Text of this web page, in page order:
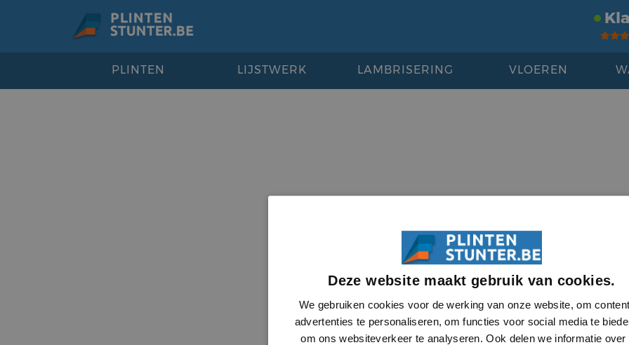
PLINTEN LIJSTWERK LAMBRISERING VLOEREN
Deze website maakt gebruik van cookies.
We gebruiken cookies voor de werking van onze website, om
advertenties te personaliseren, om functies voor social media te
om ons websiteverkeer te analyseren. Ook delen we informatie over